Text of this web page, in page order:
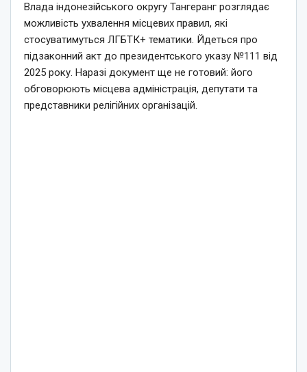
Влада індонезійського округу Тангеранг розглядає
можливість ухвалення місцевих правил, які
стосуватимуться ЛГБТК+ тематики. Йдеться про
підзаконний акт до президентського указу №111 від
2025 року. Наразі документ ще не готовий: його
обговорюють місцева адміністрація, депутати та
представники релігійних організацій.